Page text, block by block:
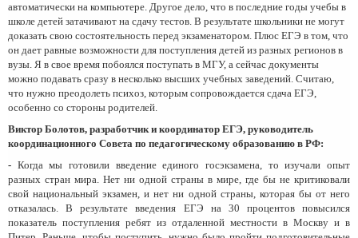
автоматически на компьютере. Другое дело, что в последние годы учебы в
школе детей затачивают на сдачу тестов. В результате школьники не могут
доказать свою состоятельность перед экзаменатором. Плюс ЕГЭ в том, что
он дает равные возможности для поступления детей из разных регионов в
вузы. Я в свое время побоялся поступать в МГУ, а сейчас документы
можно подавать сразу в несколько высших учебных заведений. Считаю,
что нужно преодолеть психоз, которым сопровождается сдача ЕГЭ,
особенно со стороны родителей.
Виктор Болотов, разработчик и координатор ЕГЭ, руководитель
координационного Совета по педагогическому образованию в РФ:
- Когда мы готовили введение единого госэкзамена, то изучали опыт
разных стран мира. Нет ни одной страны в мире, где бы не критиковали
свой национальный экзамен, и нет ни одной страны, которая бы от него
отказалась. В результате введения ЕГЭ на 30 процентов повысился
показатель поступления ребят из отдаленной местности в Москву и в